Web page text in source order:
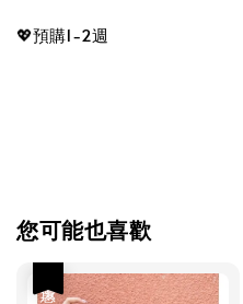
💖預購1-2週
您可能也喜歡